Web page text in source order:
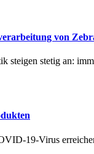
von
steigen stetig an:
19-Virus